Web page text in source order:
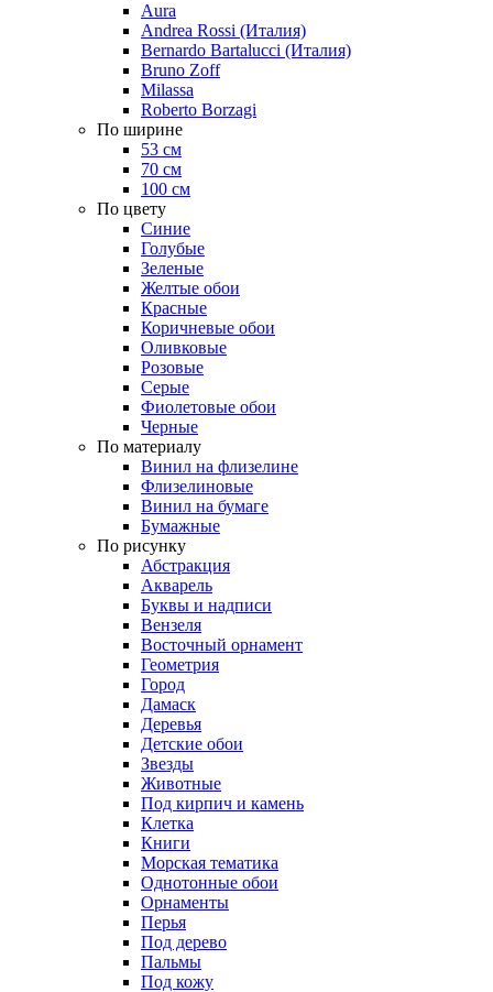
Aura
Andrea Rossi (Италия)
Bernardo Bartalucci (Италия)
Bruno Zoff
Milassa
Roberto Borzagi
По ширине
53 см
70 см
100 см
По цвету
Синие
Голубые
Зеленые
Желтые обои
Красные
Коричневые обои
Оливковые
Розовые
Серые
Фиолетовые обои
Черные
По материалу
Винил на флизелине
Флизелиновые
Винил на бумаге
Бумажные
По рисунку
Абстракция
Акварель
Буквы и надписи
Вензеля
Восточный орнамент
Геометрия
Город
Дамаск
Деревья
Детские обои
Звезды
Животные
Под кирпич и камень
Клетка
Книги
Морская тематика
Однотонные обои
Орнаменты
Перья
Под дерево
Пальмы
Под кожу